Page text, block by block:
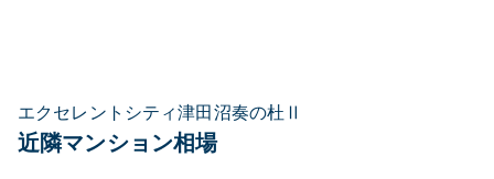
エクセレントシティ津田沼奏の杜Ⅱ
近隣マンション相場